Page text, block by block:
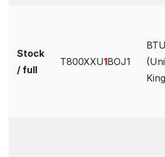
Stock
/ full
T800XXU1BOJ1
BTU